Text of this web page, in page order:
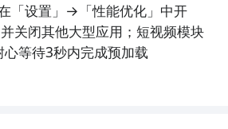
设置」→「性能优化」中开
关闭其他大型应用；短视频模块
等待3秒内完成预加载